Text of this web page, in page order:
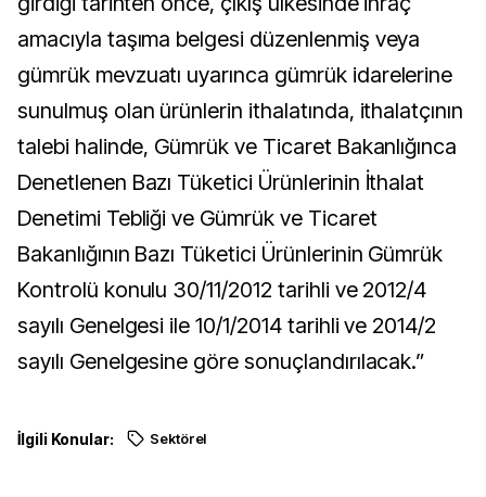
amacıyla taşıma belgesi düzenlenmiş veya
gümrük mevzuatı uyarınca gümrük idarelerine
sunulmuş olan ürünlerin ithalatında, ithalatçının
talebi halinde, Gümrük ve Ticaret Bakanlığınca
Denetlenen Bazı Tüketici Ürünlerinin İthalat
Denetimi Tebliği ve Gümrük ve Ticaret
Bakanlığının Bazı Tüketici Ürünlerinin Gümrük
Kontrolü konulu 30/11/2012 tarihli ve 2012/4
sayılı Genelgesi ile 10/1/2014 tarihli ve 2014/2
sayılı Genelgesine göre sonuçlandırılacak.”
İlgili Konular: Sektörel